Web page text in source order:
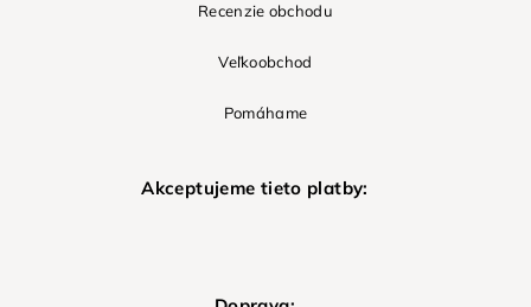
Recenzie obchodu
Veľkoobchod
Pomáhame
Akceptujeme tieto platby: